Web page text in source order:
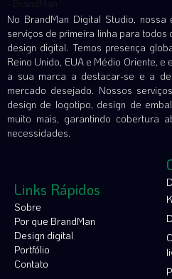
No BrandMan Digital Studio,
serviços de primeira linha para
design digital. Temos presença
Reino Unido, EUA e Médio Oriente,
a sua marca a destacar-se e a
mercado desejado. Nossos
design de logotipo, design de
muito mais, garantindo cobertura
necessidades.
Links Rápidos
Sobre
Por que BrandMan
Design digital
Portfólio
Contato